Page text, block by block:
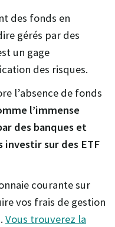
des fonds en
gérés par des
un gage
des risques.
l’absence de fonds
l’immense
des banques et
investir sur des ETF
courante sur
vos frais de gestion
Vous trouverez la